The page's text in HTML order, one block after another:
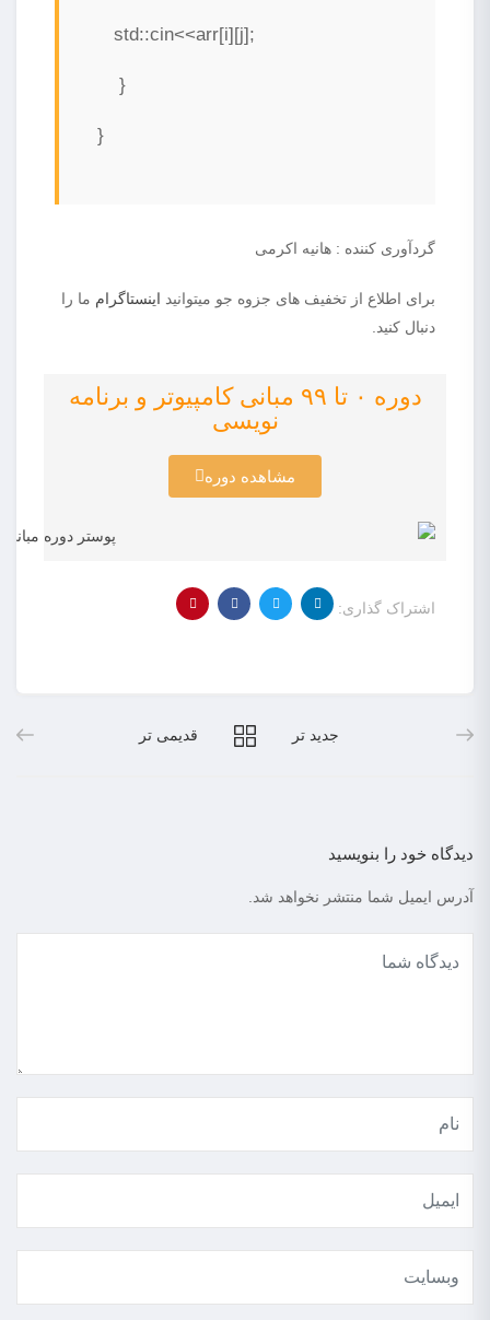
std::cin<<arr[i][j];
}
}
گردآوری کننده : هانیه اکرمی
برای اطلاع از تخفیف های جزوه جو میتوانید اینستاگرام ما را
دنبال کنید.
دوره ۰ تا ۹۹ مبانی کامپیوتر و برنامه
نویسی
مشاهده دوره
اشتراک گذاری:
جدید تر قدیمی تر
دیدگاه خود را بنویسید
آدرس ایمیل شما منتشر نخواهد شد.